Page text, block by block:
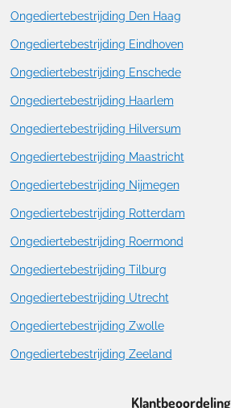
Ongediertebestrijding Den Haag
Ongediertebestrijding Eindhoven
Ongediertebestrijding Enschede
Ongediertebestrijding Haarlem
Ongediertebestrijding Hilversum
Ongediertebestrijding Maastricht
Ongediertebestrijding Nijmegen
Ongediertebestrijding Rotterdam
Ongediertebestrijding Roermond
Ongediertebestrijding Tilburg
Ongediertebestrijding Utrecht
Ongediertebestrijding Zwolle
Ongediertebestrijding Zeeland
Klantbeoordeling